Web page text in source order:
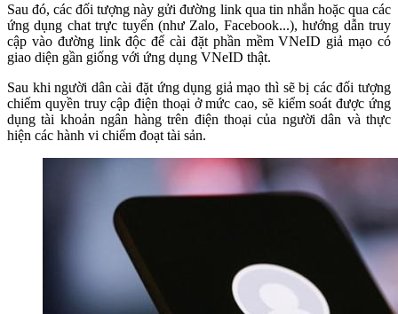
Sau đó, các đối tượng này gửi đường link qua tin nhắn hoặc qua các
ứng dụng chat trực tuyến (như Zalo, Facebook...), hướng dẫn truy
cập vào đường link độc để cài đặt phần mềm VNeID giả mạo có
giao diện gần giống với ứng dụng VNeID thật.
Sau khi người dân cài đặt ứng dụng giả mạo thì sẽ bị các đối tượng
chiếm quyền truy cập điện thoại ở mức cao, sẽ kiểm soát được ứng
dụng tài khoản ngân hàng trên điện thoại của người dân và thực
hiện các hành vi chiếm đoạt tài sản.